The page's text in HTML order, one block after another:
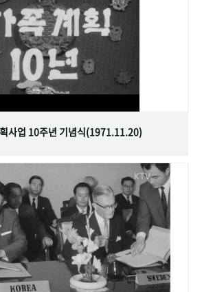
사업 10주년 기념식(1971.11.20)